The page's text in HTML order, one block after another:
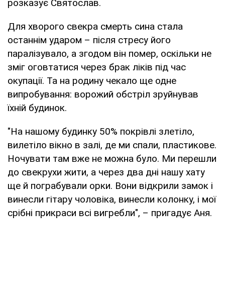
розказує Святослав.
Для хворого свекра смерть сина стала
останнім ударом – після стресу його
паралізувало, а згодом він помер, оскільки не
зміг оговтатися через брак ліків під час
окупації. Та на родину чекало ще одне
випробування: ворожий обстріл зруйнував
їхній будинок.
"На нашому будинку 50% покрівлі злетіло,
вилетіло вікно в залі, де ми спали, пластикове.
Ночувати там вже не можна було. Ми перешли
до свекрухи жити, а через два дні нашу хату
ще й пограбували орки. Вони відкрили замок і
винесли гітару чоловіка, винесли колонку, і мої
срібні прикраси всі вигребли", – пригадує Аня.